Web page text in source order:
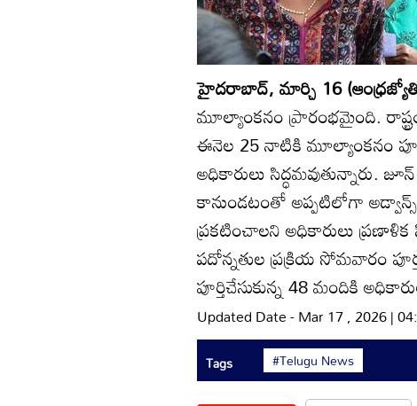
హైదరాబాద్‌, మార్చి 16
మూల్యాంకనం ప్రారంభమైంది.
ఈనెల 25 నాటికి మూల్యాంకనం
అధికారులు సిద్ధమవుతున్నారు.
కానుండటంతో అప్పటిలోగా అడ్వాన్స్‌
ప్రకటించాలని అధికారులు
పదోన్నతుల ప్రక్రియ సోమవారం
పూర్తిచేసుకున్న 48 మందికి
Updated Date - Mar 17 , 2026 |
Tags #Telugu News